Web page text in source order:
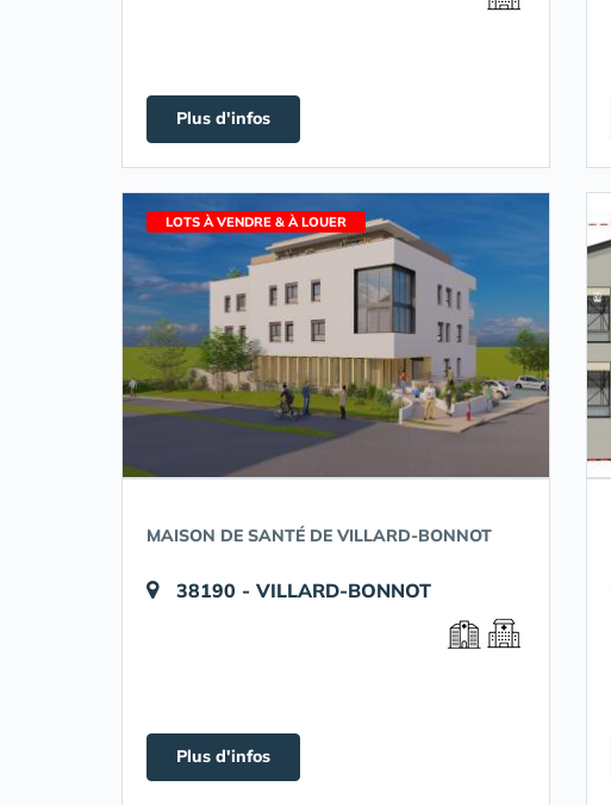
Plus d'infos
LOTS À VENDRE & À LOUER
MAISON DE SANTÉ DE VILLARD-BONNOT
38190 - VILLARD-BONNOT
Plus d'infos